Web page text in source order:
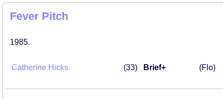
Fever Pitch
1985
Catherine Hicks 33 Brief+ (Flo)